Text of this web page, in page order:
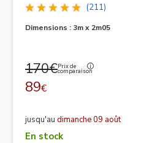
(211)
Dimensions : 3m x 2m05
170€Prix de
comparaison
89€
jusqu'au dimanche 09 août
En stock